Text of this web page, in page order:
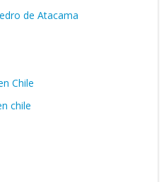
de Atacama
Chile
chile